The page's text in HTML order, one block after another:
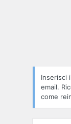
Inserisci
email.
come